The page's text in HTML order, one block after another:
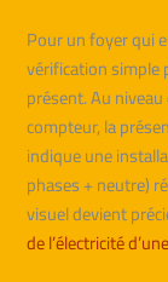
Pour un foyer qui
vérification simple
présent. Au
compteur, la
indique une
phases + neutre)
visuel devient
de l’électricité